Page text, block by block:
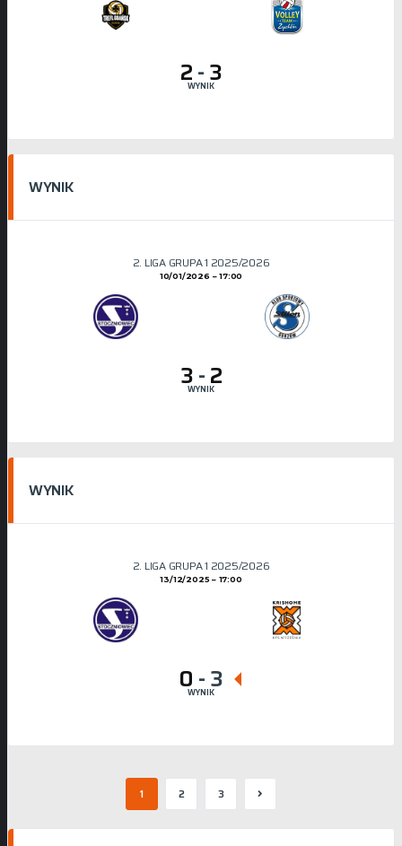
2-3
WYNIK
WYNIK
2. LIGA GRUPA 1 2025/2026
10/01/2026 17:00
3-2
WYNIK
WYNIK
2. LIGA GRUPA 1 2025/2026
13/12/2025 17:00
0 -3
WYNIK
1 2 3